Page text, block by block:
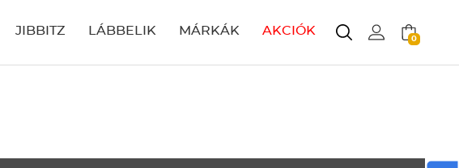
JIBBITZ LÁBBELIK MÁRKÁK AKCIÓK
0